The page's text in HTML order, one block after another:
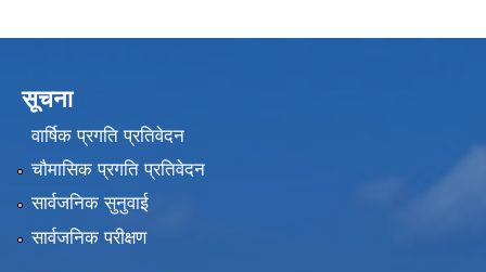
सूचना
वार्षिक प्रगति प्रतिवेदन
चौमासिक प्रगति प्रतिवेदन
सार्वजनिक सुनुवाई
सार्वजनिक परीक्षण